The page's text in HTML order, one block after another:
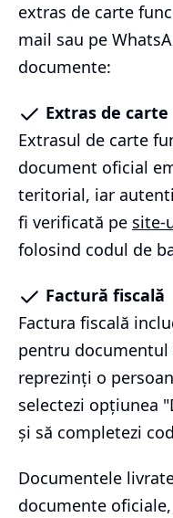
extras de carte
mail sau pe
documente:
Extras de
Extrasul de carte
document oficial
teritorial, iar
fi verificată pe site-
folosind codul de
Factură fiscală
Factura fiscală
pentru documentul
reprezinți o
selectezi opțiunea
și să completezi
Documentele
documente